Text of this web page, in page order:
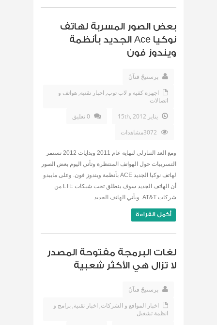
بعض الصور المسربة لهاتف
نوكيا Ace الجديد بأنظمة
ويندوز فون
برستيجً فنآنً
اجهزة كفية و لاب توب, اخبار تقنية, هواتف و
اتصالات
يناير 15th, 2012
0 تعليق
ومع العد التنازلي لنهاية عام 2011 وبدايات 2012 تستمر
التسريبات حول الهواتف المنتظرة وتأتي اليوم بعض الصور
لهاتف نوكيا الجديد ACE بأنظمة ويندوز فون. وعلى مايبدو
أن الهاتف الجديد سوف ينطلق تحت شبكات LTE من
شركات AT&T. ويأتي الهاتف الجديد ...
أكمل القراءة
لغات البرمجة مفتوحة المصدر
لا تزال هي الأكثر شعبية
برستيجً فنآنً
اخبار المواقع و الشركات, اخبار تقنية, برامج و
انظمة تشغيل